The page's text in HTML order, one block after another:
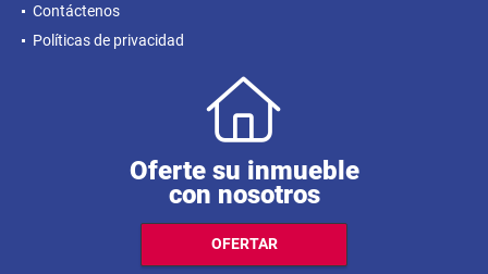
Contáctenos
Políticas de privacidad
Oferte su inmueble
con nosotros
OFERTAR